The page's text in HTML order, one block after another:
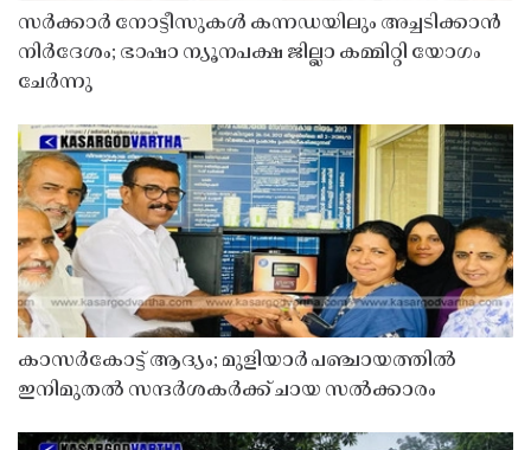
സർക്കാർ നോട്ടീസുകൾ കന്നഡയിലും അച്ചടിക്കാൻ
നിർദേശം; ഭാഷാ ന്യൂനപക്ഷ ജില്ലാ കമ്മിറ്റി യോഗം
ചേർന്നു
കാസർകോട്ട് ആദ്യം; മുളിയാർ പഞ്ചായത്തിൽ
ഇനിമുതൽ സന്ദർശകർക്ക് ചായ സൽക്കാരം